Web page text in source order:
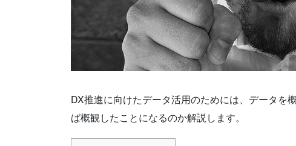
DX推進に向けたデータ活用のためには、データを
ば概観したことになるのか解説します。